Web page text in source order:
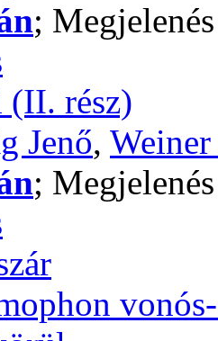
;
(II. rész)
Jenő,
;